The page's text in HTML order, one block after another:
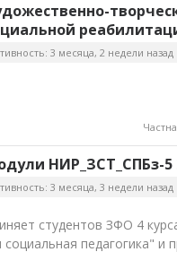
3 месяца, 2 недели назад
НИР_ЗСТ_СПБз-5
3 месяца, 3 недели назад
студентов ЗФО 4
педагогика" и